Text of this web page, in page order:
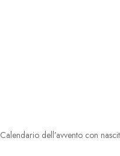
Calendario dell’avvento con